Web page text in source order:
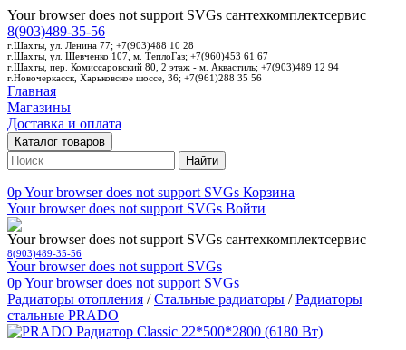
Your browser does not support SVGs сантехкомплектсервис
8(903)489-35-56
г.Шахты, ул. Ленина 77; +7(903)488 10 28
г.Шахты, ул. Шевченко 107, м. ТеплоГаз; +7(960)453 61 67
г.Шахты, пер. Комиссаровский 80, 2 этаж - м. Аквастиль; +7(903)489 12 94
г.Новочеркасск, Харьковское шоссе, 36; +7(961)288 35 56
Главная
Магазины
Доставка и оплата
Каталог товаров
Найти
0pYour browser does not support SVGs Корзина
Your browser does not support SVGs Войти
Your browser does not support SVGs сантехкомплектсервис
8(903)489-35-56
Your browser does not support SVGs
0pYour browser does not support SVGs
Радиаторы отопления /Стальные радиаторы /Радиаторы
стальные PRADO